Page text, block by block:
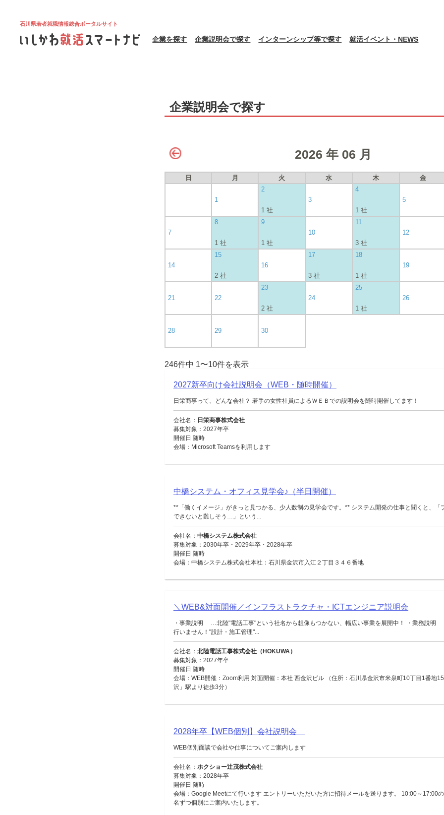
石川県若者就職情報総合ポータルサイト
企業を探す 企業説明会で探す インターンシップ等で探す 就活イベント・NEWS
企業説明会で探す
2026 年 06 月
日 月 火 水 木 金
1
2
1 社
3
4
1 社
5
7
8
1 社
9
1 社
10
11
3 社
12
14
15
2 社
16
17
3 社
18
1 社
19
21 22
23
2 社
24
25
1 社
26
28 29 30
246件中 1〜10件を表示
2027新卒向け会社説明会（WEB・随時開催）
日栄商事って、どんな会社？ 若手の女性社員によるＷＥＢでの説明会を随時開催してます！
会社名： 日栄商事株式会社
募集対象：2027年卒
開催日 随時
会場：Microsoft Teamsを利用します
中橋システム・オフィス見学会♪（半日開催）
**「働くイメージ」がきっと見つかる、少人数制の見学会です。** システム開発の仕事と聞くと、「
できないと難しそう…」という...
会社名： 中橋システム株式会社
募集対象：2030年卒・2029年卒・2028年卒
開催日 随時
会場：中橋システム株式会社本社：石川県金沢市入江２丁目３４６番地
＼WEB&対面開催／インフラストラクチャ・ICTエンジニア説明会
・事業説明 …北陸"電話工事"という社名から想像もつかない、幅広い事業を展開中！ ・業務説
行いません！"設計・施工管理"...
会社名： 北陸電話工事株式会社（HOKUWA）
募集対象：2027年卒
開催日 随時
会場：WEB開催：Zoom利用 対面開催：本社 西金沢ビル （住所：石川県金沢市米泉町10丁目1番
沢」駅より徒歩3分）
2028年卒【WEB個別】会社説明会
WEB個別面談で会社や仕事についてご案内します
会社名： ホクショー辻茂株式会社
募集対象：2028年卒
開催日 随時
会場：Google Meetにて行います エントリーいただいた方に招待メールを送ります。 10:00～17:00
名ずつ個別にご案内いたします。